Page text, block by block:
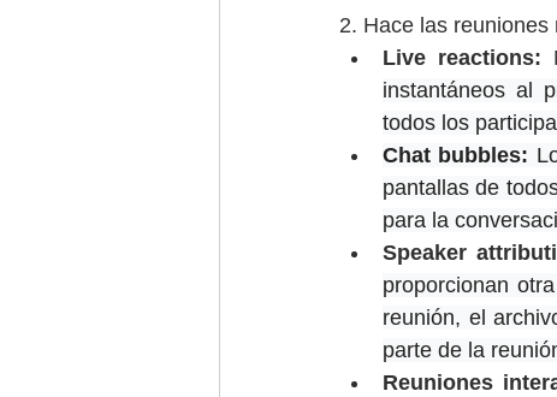
2. Hace las
Live reactions:
instantáneos al
todos los
Chat bubbles:
pantallas de
para la
Speaker
proporcionan
reunión, el
parte de la
Reuniones